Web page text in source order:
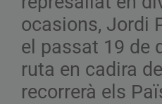
ocasions, Jordi
el passat 19 de
ruta en cadira
recorrerà els